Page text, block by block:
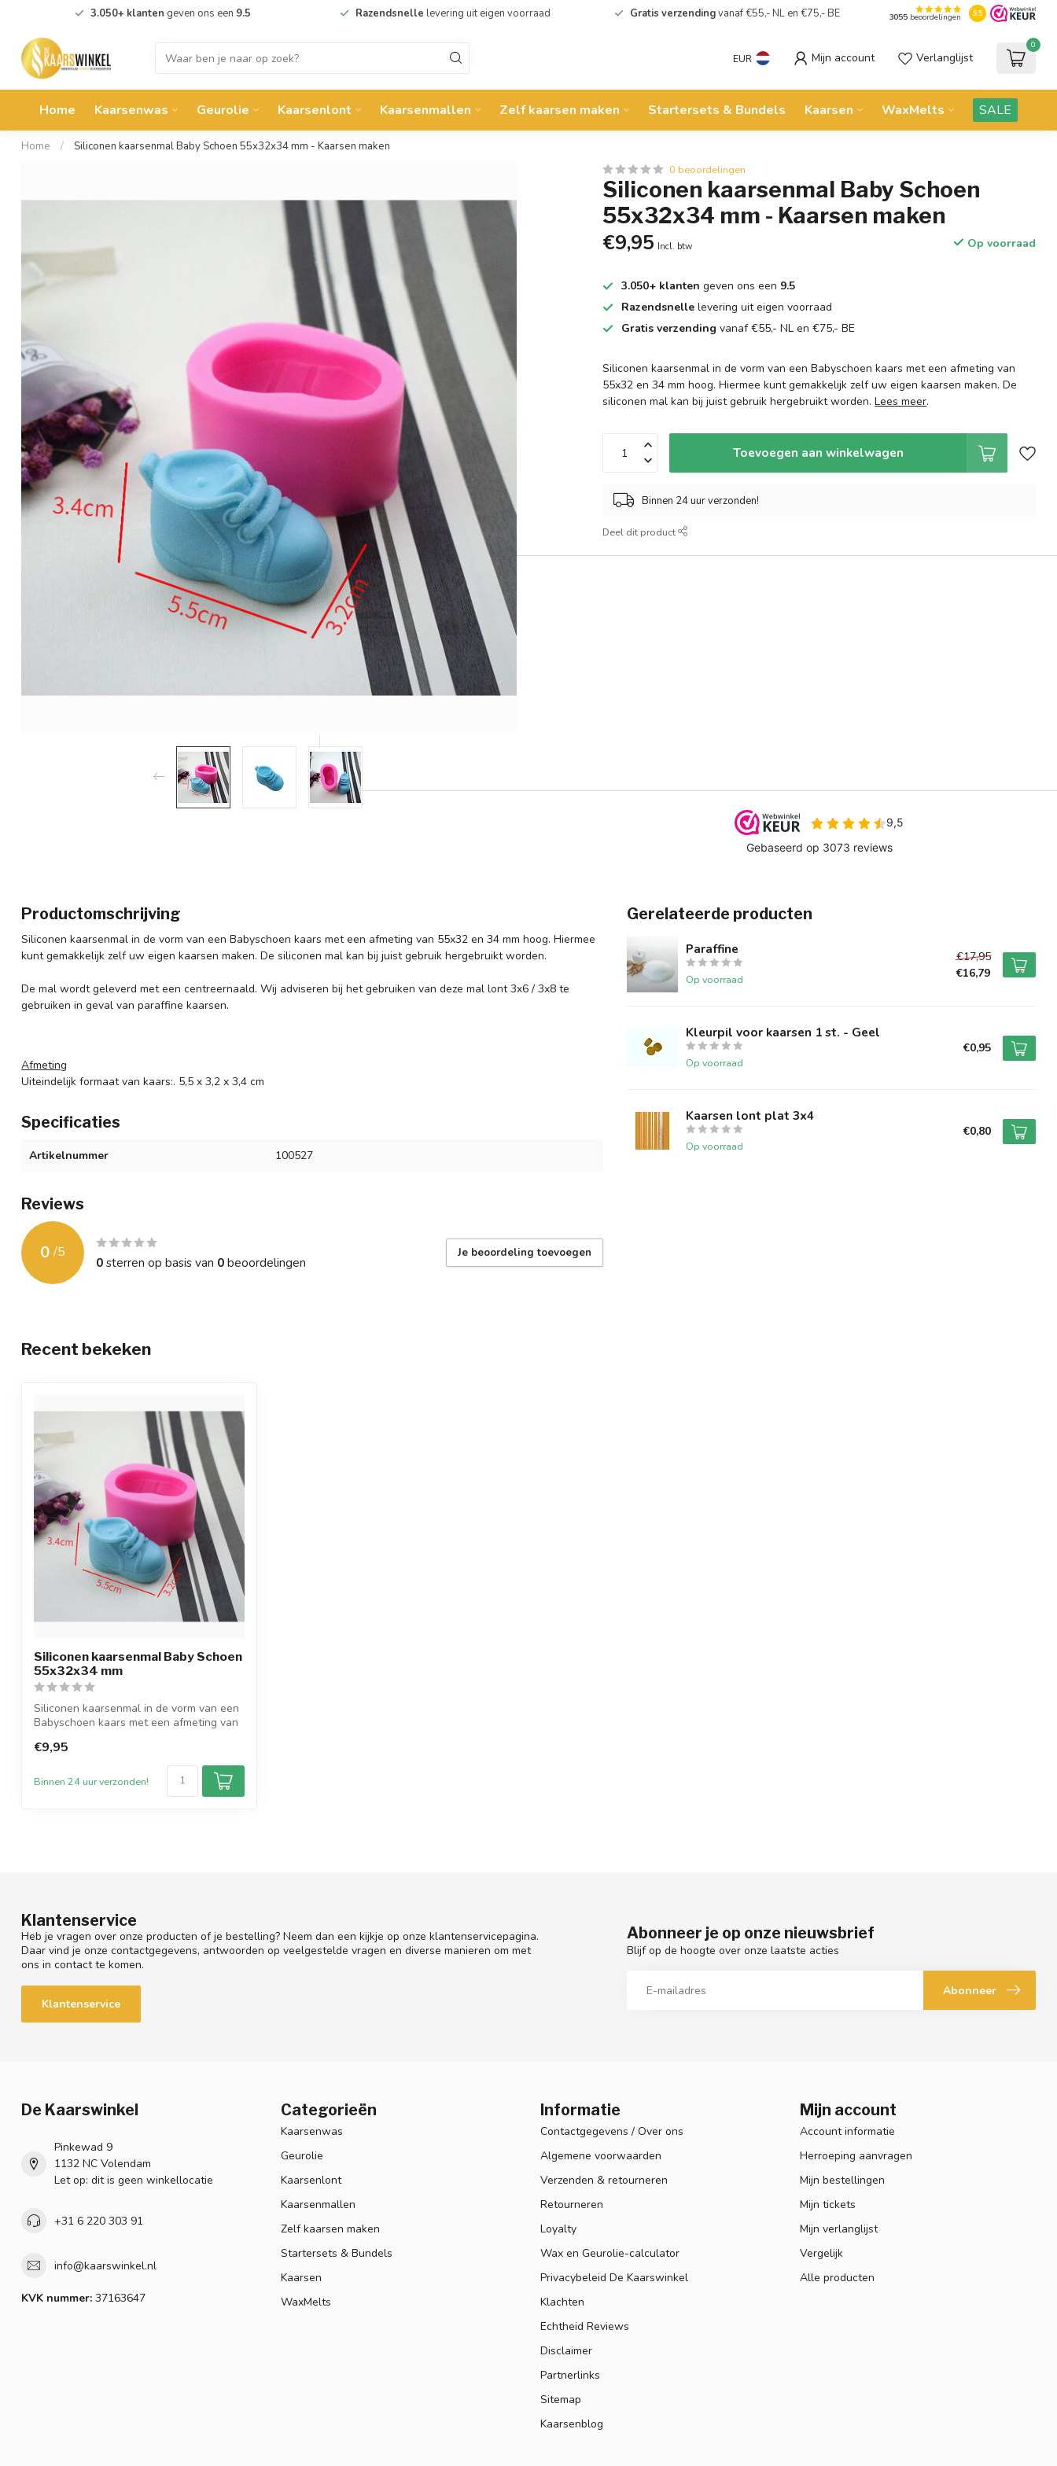
3.050+ klanten geven ons een 9.5 Razendsnelle levering uit eigen voorraad Gratis verzendingvanaf €55,- NL en €75,- BE 3055beoordelingen 9.5
EUR Mijn account Verlanglijst
0
Home Kaarsenwas Geurolie Kaarsenlont Kaarsenmallen Zelf kaarsen maken Startersets & Bundels Kaarsen WaxMelts SALE
Home / Siliconen kaarsenmal Baby Schoen 55x32x34 mm - Kaarsen maken
0 beoordelingen
Siliconen kaarsenmal Baby Schoen
55x32x34 mm - Kaarsen maken
€9,95 Incl. btw Op voorraad
3.050+ klanten geven ons een 9.5
Razendsnelle levering uit eigen voorraad
Gratis verzending vanaf €55,- NL en €75,- BE
Siliconen kaarsenmal in de vorm van een Babyschoen kaars met een afmeting van
55x32 en 34 mm hoog. Hiermee kunt gemakkelijk zelf uw eigen kaarsen maken. De
siliconen mal kan bij juist gebruik hergebruikt worden.Lees meer.
Toevoegen aan winkelwagen
Binnen 24 uur verzonden!
Deel dit product
Productomschrijving
Siliconen kaarsenmal in de vorm van een Babyschoen kaars met een afmeting van 55x32 en 34 mm hoog. Hiermee
kunt gemakkelijk zelf uw eigen kaarsen maken. De siliconen mal kan bij juist gebruik hergebruikt worden.
De mal wordt geleverd met een centreernaald. Wij adviseren bij het gebruiken van deze mal lont 3x6 / 3x8 te
gebruiken in geval van paraffine kaarsen.
Afmeting
Uiteindelijk formaat van kaars:. 5,5 x 3,2 x 3,4 cm
Specificaties
Artikelnummer 100527
Reviews
0 /5
0sterren op basis van 0beoordelingen
Je beoordeling toevoegen
Gerelateerde producten
Paraffine
Op voorraad
€17,95
€16,79
Kleurpil voor kaarsen 1 st. - Geel
Op voorraad
€0,95
Kaarsen lont plat 3x4
Op voorraad
€0,80
Recent bekeken
Siliconen kaarsenmal Baby Schoen
55x32x34 mm
Siliconen kaarsenmal in de vorm van een
Babyschoen kaars met een afmeting van
€9,95
Binnen 24 uur verzonden!
Klantenservice
Heb je vragen over onze producten of je bestelling? Neem dan een kijkje op onze klantenservicepagina.
Daar vind je onze contactgegevens, antwoorden op veelgestelde vragen en diverse manieren om met
ons in contact te komen.
Klantenservice
Abonneer je op onze nieuwsbrief
Blijf op de hoogte over onze laatste acties
Abonneer
De Kaarswinkel
Pinkewad 9
1132 NC Volendam
Let op: dit is geen winkellocatie
+31 6 220 303 91
info@kaarswinkel.nl
KVK nummer: 37163647
Categorieën
Kaarsenwas
Geurolie
Kaarsenlont
Kaarsenmallen
Zelf kaarsen maken
Startersets & Bundels
Kaarsen
WaxMelts
Informatie
Contactgegevens / Over ons
Algemene voorwaarden
Verzenden & retourneren
Retourneren
Loyalty
Wax en Geurolie-calculator
Privacybeleid De Kaarswinkel
Klachten
Echtheid Reviews
Disclaimer
Partnerlinks
Sitemap
Kaarsenblog
Mijn account
Account informatie
Herroeping aanvragen
Mijn bestellingen
Mijn tickets
Mijn verlanglijst
Vergelijk
Alle producten